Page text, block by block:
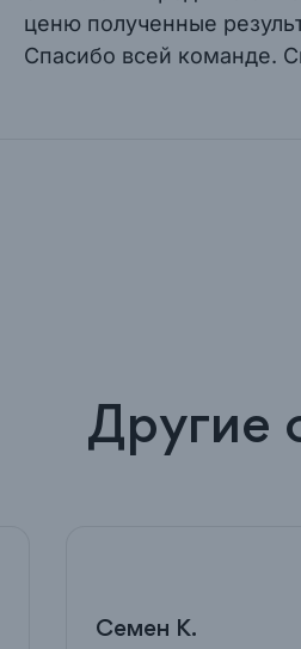
ценю полученные
Спасибо всей команде.
Другие
Семен К.